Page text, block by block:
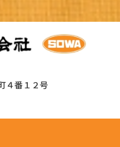
４番１２号